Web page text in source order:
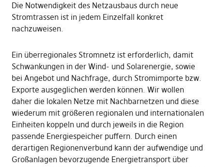
Die Notwendigkeit des Netzausbaus durch neue
Stromtrassen ist in jedem Einzelfall konkret
nachzuweisen.
Ein überregionales Stromnetz ist erforderlich, damit
Schwankungen in der Wind- und Solarenergie, sowie
bei Angebot und Nachfrage, durch Stromimporte bzw.
Exporte ausgeglichen werden können. Wir wollen
daher die lokalen Netze mit Nachbarnetzen und diese
wiederum mit größeren regionalen und internationalen
Einheiten koppeln und durch jeweils in die Region
passende Energiespeicher puffern. Durch einen
derartigen Regionenverbund kann der aufwendige und
Großanlagen bevorzugende Energietransport über